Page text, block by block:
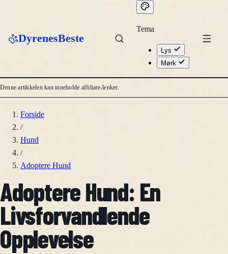
DyrenesBeste
Tema
Lys
Mørk
Denne artikkelen kan inneholde affiliate-lenker.
Forside
/
Hund
/
Adoptere Hund
Adoptere Hund: En
Livsforvandlende
Opplevelse